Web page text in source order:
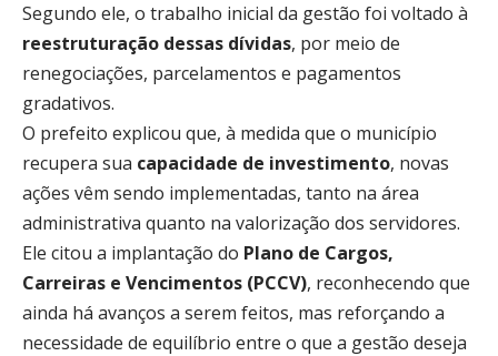
Segundo ele, o trabalho inicial da gestão foi voltado à
reestruturação dessas dívidas, por meio de
renegociações, parcelamentos e pagamentos
gradativos.
O prefeito explicou que, à medida que o município
recupera sua capacidade de investimento, novas
ações vêm sendo implementadas, tanto na área
administrativa quanto na valorização dos servidores.
Ele citou a implantação do Plano de Cargos,
Carreiras e Vencimentos (PCCV), reconhecendo que
ainda há avanços a serem feitos, mas reforçando a
necessidade de equilíbrio entre o que a gestão deseja